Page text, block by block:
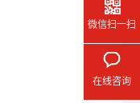
微信扫一扫
在线咨询